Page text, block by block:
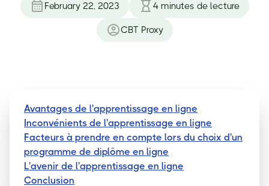
February 22, 2023 4 minutes de lecture
CBT Proxy
Avantages de l'apprentissage en ligne
Inconvénients de l'apprentissage en ligne
Facteurs à prendre en compte lors du choix d'un
programme de diplôme en ligne
L'avenir de l'apprentissage en ligne
Conclusion